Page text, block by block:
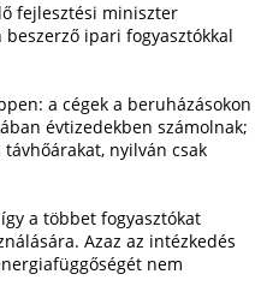
fejlesztési miniszter
ipari fogyasztókkal
a cégek a beruházásokon
évtizedekben számolnak;
nyilván csak
a többet fogyasztókat
Azaz az intézkedés
nem